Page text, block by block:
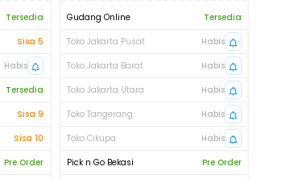
Tersedia
Sisa 5
Habis
Tersedia
Sisa 9
Sisa 10
Pre Order
Gudang Online
Tersedia
Toko Jakarta Pusat
Habis
Toko Jakarta Barat
Habis
Toko Jakarta Utara
Habis
Toko Tangerang
Habis
Toko Cikupa
Habis
Pick n Go Bekasi
Pre Order